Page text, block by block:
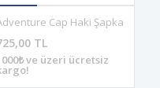
Cap Haki Şapka
TL
ve üzeri ücretsiz